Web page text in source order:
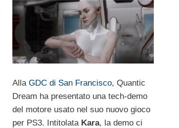
Alla GDC di San Francisco, Quantic
Dream ha presentato una tech-demo
del motore usato nel suo nuovo gioco
per PS3. Intitolata Kara, la demo ci